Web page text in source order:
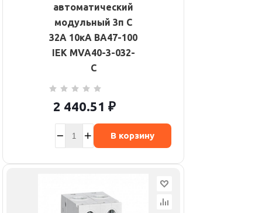
автоматический
модульный 3п C
32А 10кА ВА47-100
IEK MVA40-3-032-
C
2 440.51 ₽
В корзину